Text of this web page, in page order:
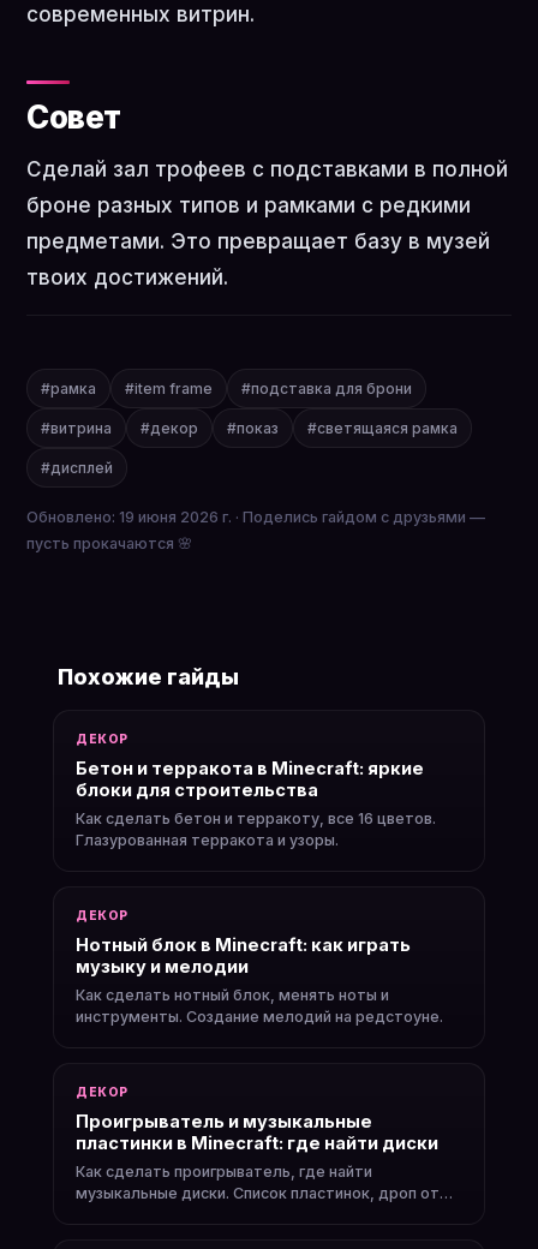
современных витрин.
Совет
Сделай зал трофеев с подставками в полной
броне разных типов и рамками с редкими
предметами. Это превращает базу в музей
твоих достижений.
#рамка #item frame #подставка для брони
#витрина #декор #показ #светящаяся рамка
#дисплей
Обновлено: 19 июня 2026 г. · Поделись гайдом с друзьями —
пусть прокачаются 🌸
Похожие гайды
ДЕКОР
Бетон и терракота в Minecraft: яркие
блоки для строительства
Как сделать бетон и терракоту, все 16 цветов.
Глазурованная терракота и узоры.
ДЕКОР
Нотный блок в Minecraft: как играть
музыку и мелодии
Как сделать нотный блок, менять ноты и
инструменты. Создание мелодий на редстоуне.
ДЕКОР
Проигрыватель и музыкальные
пластинки в Minecraft: где найти диски
Как сделать проигрыватель, где найти
музыкальные диски. Список пластинок, дроп от